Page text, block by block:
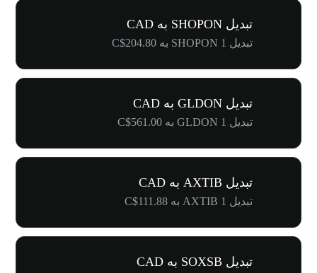
تبدیل SHOPON به CAD
تبدیل 1 SHOPON به C$204.80
تبدیل GLDON به CAD
تبدیل 1 GLDON به C$561.00
تبدیل AXTIB به CAD
تبدیل 1 AXTIB به C$111.88
تبدیل SOXSB به CAD